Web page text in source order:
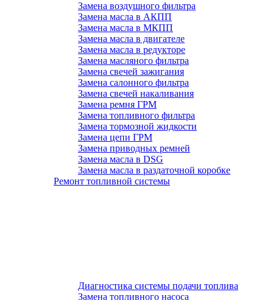
Замена воздушного фильтра
Замена масла в АКПП
Замена масла в МКПП
Замена масла в двигателе
Замена масла в редукторе
Замена масляного фильтра
Замена свечей зажигания
Замена салонного фильтра
Замена свечей накаливания
Замена ремня ГРМ
Замена топливного фильтра
Замена тормозной жидкости
Замена цепи ГРМ
Замена приводных ремней
Замена масла в DSG
Замена масла в раздаточной коробке
Ремонт топливной системы
Диагностика системы подачи топлива
Замена топливного насоса